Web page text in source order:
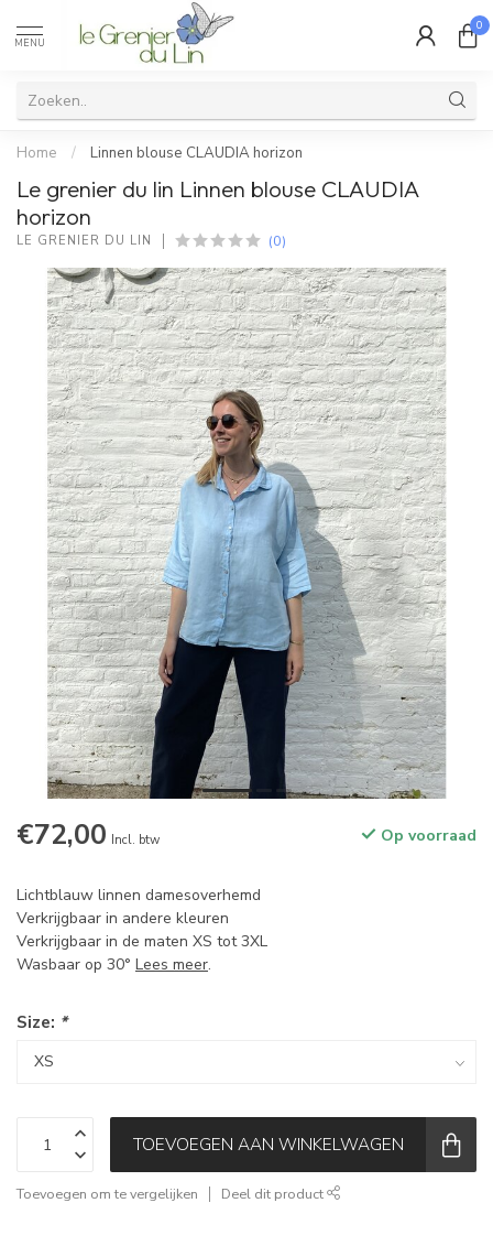
MENU
0
Home / Linnen blouse CLAUDIA horizon
Le grenier du lin Linnen blouse CLAUDIA
horizon
LE GRENIER DU LIN (0)
€72,00 Incl. btw Op voorraad
Lichtblauw linnen damesoverhemd
Verkrijgbaar in andere kleuren
Verkrijgbaar in de maten XS tot 3XL
Wasbaar op 30° Lees meer.
Size: *
TOEVOEGEN AAN WINKELWAGEN
Toevoegen om te vergelijken Deel dit product